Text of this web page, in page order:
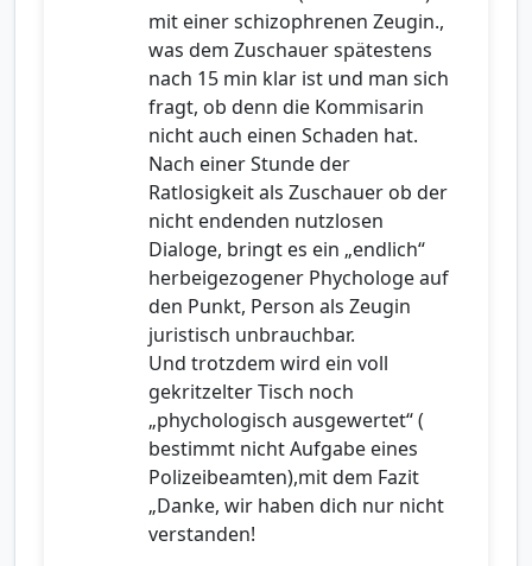
mit einer schizophrenen Zeugin.,
was dem Zuschauer spätestens
nach 15 min klar ist und man sich
fragt, ob denn die Kommisarin
nicht auch einen Schaden hat.
Nach einer Stunde der
Ratlosigkeit als Zuschauer ob der
nicht endenden nutzlosen
Dialoge, bringt es ein „endlich“
herbeigezogener Phychologe auf
den Punkt, Person als Zeugin
juristisch unbrauchbar.
Und trotzdem wird ein voll
gekritzelter Tisch noch
„phychologisch ausgewertet“ (
bestimmt nicht Aufgabe eines
Polizeibeamten),mit dem Fazit
„Danke, wir haben dich nur nicht
verstanden!